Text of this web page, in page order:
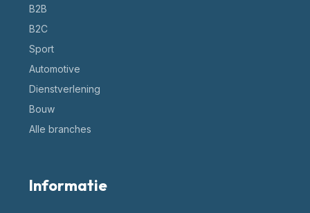
B2B
B2C
Sport
Automotive
Dienstverlening
Bouw
Alle branches
Informatie